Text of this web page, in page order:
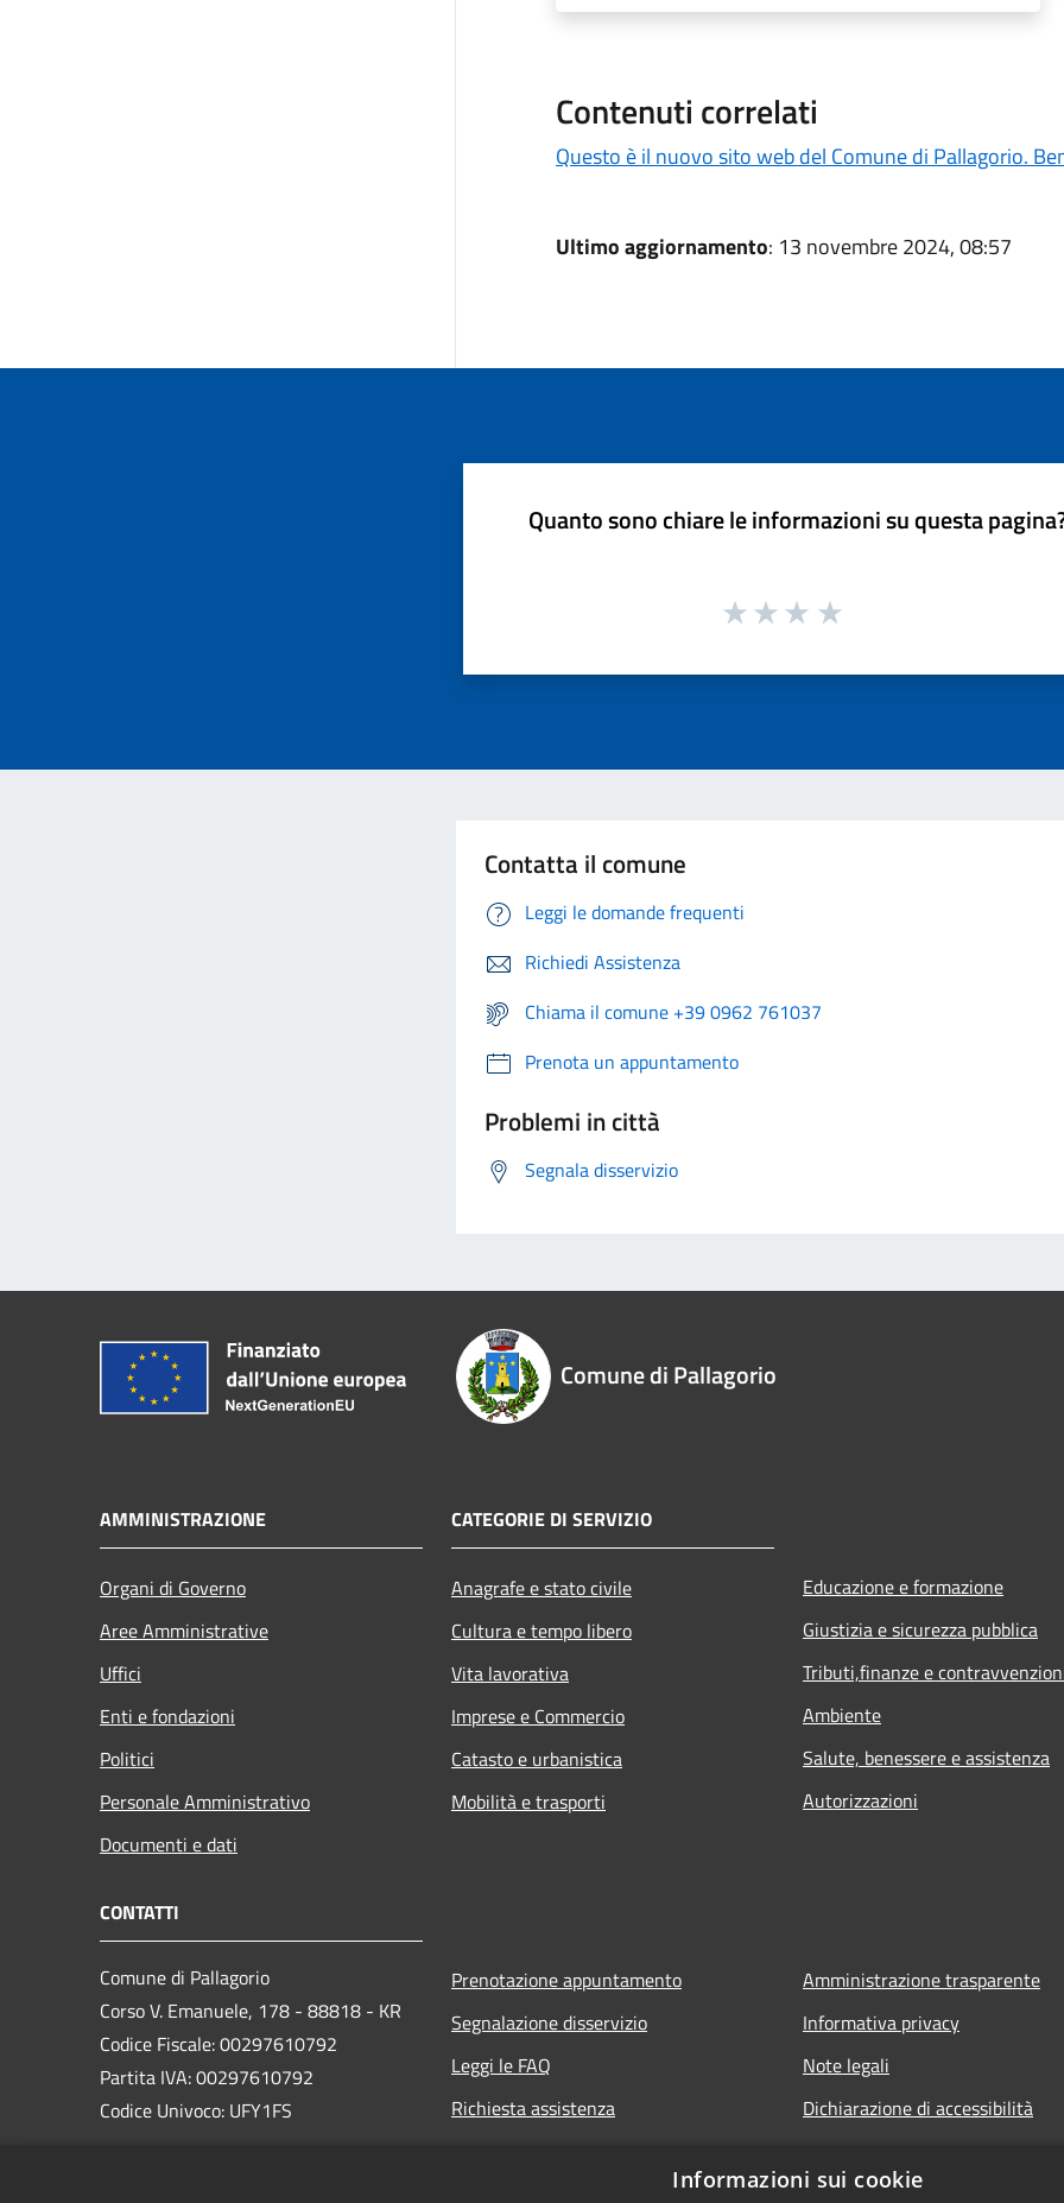
Contenuti correlati
Questo è il nuovo sito web del Comune di Pallagorio.
Ultimo aggiornamento: 13 novembre 2024, 08:57
Quanto sono chiare le informazioni su questa
Contatta il comune
Leggi le domande frequenti
Richiedi Assistenza
Chiama il comune +39 0962 761037
Prenota un appuntamento
Problemi in città
Segnala disservizio
Comune di Pallagorio
AMMINISTRAZIONE
Organi di Governo
Aree Amministrative
Uffici
Enti e fondazioni
Politici
Personale Amministrativo
Documenti e dati
CATEGORIE DI SERVIZIO
Anagrafe e stato civile
Cultura e tempo libero
Vita lavorativa
Imprese e Commercio
Catasto e urbanistica
Mobilità e trasporti
Educazione e formazione
Giustizia e sicurezza pubblica
Tributi,finanze e
Ambiente
Salute, benessere e assistenza
Autorizzazioni
CONTATTI
Comune di Pallagorio
Corso V. Emanuele, 178 - 88818 - KR
Codice Fiscale: 00297610792
Partita IVA: 00297610792
Codice Univoco: UFY1FS
Prenotazione appuntamento
Segnalazione disservizio
Leggi le FAQ
Richiesta assistenza
Amministrazione trasparente
Informativa privacy
Note legali
Dichiarazione di accessibilità
Informazioni sui cookie